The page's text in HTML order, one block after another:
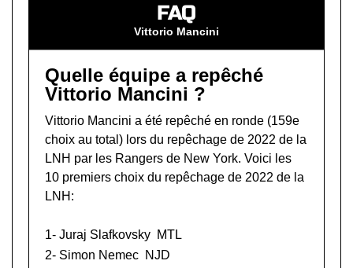
FAQ
Vittorio Mancini
Quelle équipe a repêché
Vittorio Mancini ?
Vittorio Mancini a été repêché en ronde (159e
choix au total) lors du repêchage de 2022 de la
LNH par les Rangers de New York. Voici les
10 premiers choix du repêchage de 2022 de la
LNH:
1- Juraj Slafkovsky MTL
2- Simon Nemec NJD